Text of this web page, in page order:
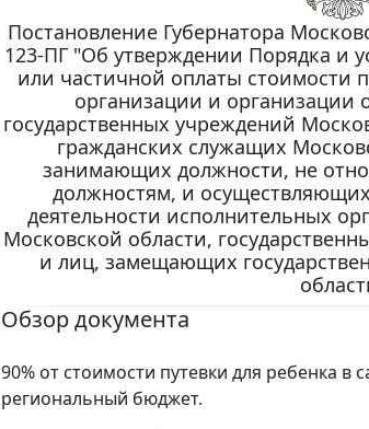
Постановление Губернатора
123-ПГ "Об утверждении Порядка и
или частичной оплаты стоимости
организации и организации
государственных учреждений
гражданских служащих
занимающих должности, не
должностям, и
деятельности исполнительных
Московской области,
и лиц, замещающих
Обзор документа
90% от стоимости путевки для ребенка в
региональный бюджет.